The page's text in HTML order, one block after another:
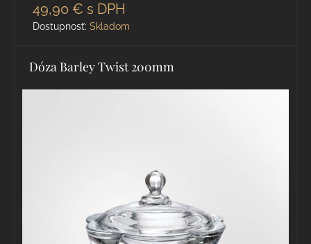
49,90 € s DPH
Dostupnosť: Skladom
Dóza Barley Twist 200mm